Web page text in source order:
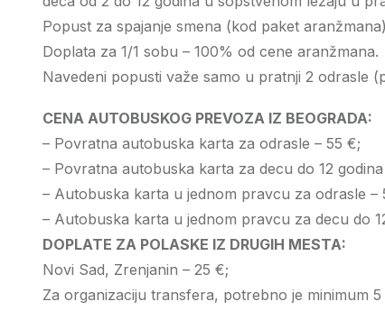
Popust za spajanje smena (kod paket
Doplata za 1/1 sobu – 100% od cene aranžmana.
Navedeni popusti važe samo u pratnji 2 odrasle
CENA AUTOBUSKOG PREVOZA IZ BEOGRADA:
– Povratna autobuska karta za odrasle – 55 €;
– Povratna autobuska karta za decu do 12
– Autobuska karta u jednom pravcu za odrasle –
– Autobuska karta u jednom pravcu za decu do
DOPLATE ZA POLASKE IZ DRUGIH MESTA:
Novi Sad, Zrenjanin – 25 €;
Za organizaciju transfera, potrebno je minimum